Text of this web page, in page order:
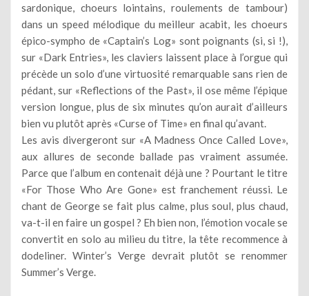
sardonique, choeurs lointains, roulements de tambour)
dans un speed mélodique du meilleur acabit, les choeurs
épico-sympho de «Captain’s Log» sont poignants (si, si !),
sur «Dark Entries», les claviers laissent place à l’orgue qui
précède un solo d’une virtuosité remarquable sans rien de
pédant, sur «Reflections of the Past», il ose même l’épique
version longue, plus de six minutes qu’on aurait d’ailleurs
bien vu plutôt après «Curse of Time» en final qu’avant.
Les avis divergeront sur «A Madness Once Called Love»,
aux allures de seconde ballade pas vraiment assumée.
Parce que l’album en contenait déjà une ? Pourtant le titre
«For Those Who Are Gone» est franchement réussi. Le
chant de George se fait plus calme, plus soul, plus chaud,
va-t-il en faire un gospel ? Eh bien non, l’émotion vocale se
convertit en solo au milieu du titre, la tête recommence à
dodeliner. Winter’s Verge devrait plutôt se renommer
Summer’s Verge.